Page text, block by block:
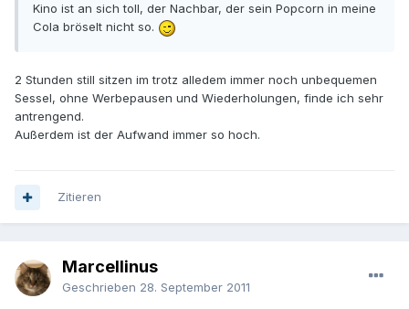
Kino ist an sich toll, der Nachbar, der sein Popcorn in meine
Cola bröselt nicht so.
2 Stunden still sitzen im trotz alledem immer noch unbequemen
Sessel, ohne Werbepausen und Wiederholungen, finde ich sehr
antrengend.
Außerdem ist der Aufwand immer so hoch.
Zitieren
Marcellinus
Geschrieben 28. September 2011